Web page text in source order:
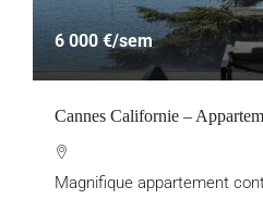
6 000 €/sem
Cannes Californie –
Magnifique appartement